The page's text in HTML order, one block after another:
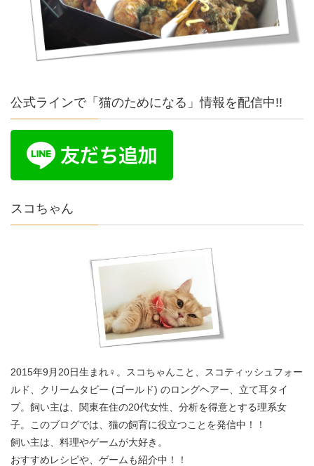
公式ラインで「猫のためになる」情報を配信中!!
スコちゃん
2015年9月20日生まれ♀。スコちゃんこと、スコティッシュフォー
ルド、クリームタビー (ゴールド) のロングヘアー、立て耳タイ
プ。飼い主は、関東在住の20代女性、分析を得意とする理系女
子。このブログでは、猫の飼育に役立つことを発信中！！
飼い主は、料理やゲームが大好き。
おすすめレシピや、ゲームも紹介中！！